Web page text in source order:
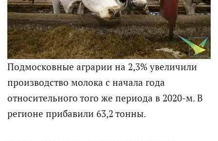
Подмосковные аграрии на 2,3% увеличили
производство молока с начала года
относительного того же периода в 2020-м. В
регионе прибавили 63,2 тонны.